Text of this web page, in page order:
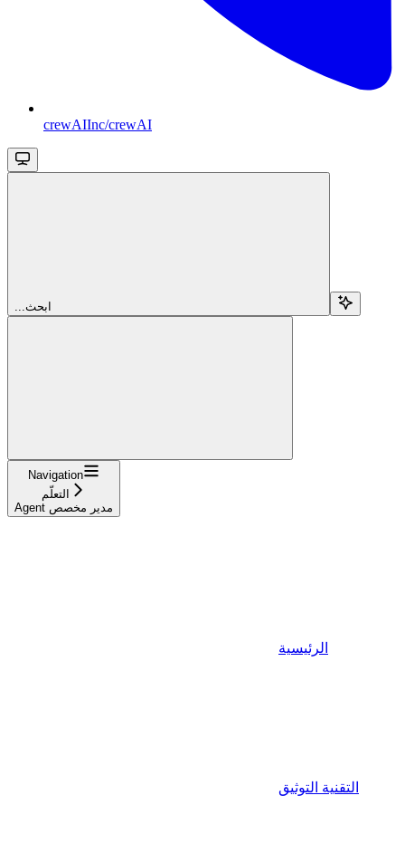
crewAIInc/crewAI
...ابحث
Navigation
التعلّم
Agent مدير مخصص
الرئيسية
التقنية التوثيق